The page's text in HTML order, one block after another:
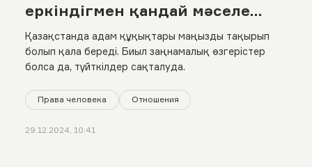
еркіндігмен қандай мәселе
болды? Жылдық статистикаға
шолу
Қазақстанда адам құқықтары маңызды тақырып
болып қала береді. Биыл заңнамалық өзгерістер
болса да, түйткілдер сақталуда.
Права человека Отношения
29.12.2024, 10:41